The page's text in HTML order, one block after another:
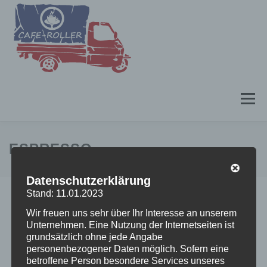
Inhalt
springen
Menü
CAFE-ROLLER
IMPRESSUM DATENSCHUTZERKLÄRUNG
ESPRESSO
Datenschutzerklärung
Stand: 11.01.2023
Wir freuen uns sehr über Ihr Interesse an unserem
Unternehmen. Eine Nutzung der Internetseiten ist
grundsätzlich ohne jede Angabe
personenbezogener Daten möglich. Sofern eine
betroffene Person besondere Services unseres